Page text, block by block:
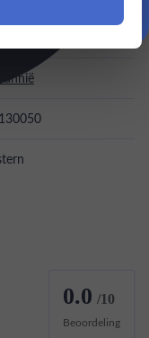
0.0 /10
Beoordeling